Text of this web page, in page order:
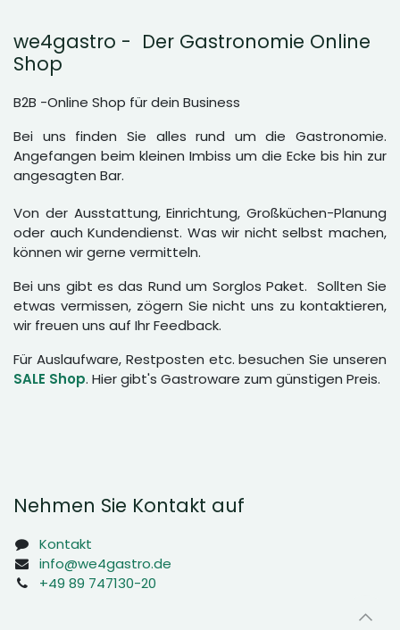
we4gastro - Der Gastronomie Online
Shop
B2B -Online Shop für dein Business
Bei uns finden Sie alles rund um die Gastronomie.
Angefangen beim kleinen Imbiss um die Ecke bis hin zur
angesagten Bar.
Von der Ausstattung, Einrichtung, Großküchen-Planung
oder auch Kundendienst. Was wir nicht selbst machen,
können wir gerne vermitteln.
Bei uns gibt es das Rund um Sorglos Paket. Sollten Sie
etwas vermissen, zögern Sie nicht uns zu kontaktieren,
wir freuen uns auf Ihr Feedback.
Für Auslaufware, Restposten etc. besuchen Sie unseren
SALE Shop. Hier gibt's Gastroware zum günstigen Preis.
Nehmen Sie Kontakt auf
Kontakt
info@we4gastro.de
+49 89 747130-20